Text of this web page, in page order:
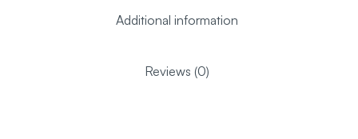
Additional information
Reviews (0)